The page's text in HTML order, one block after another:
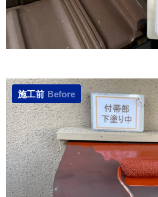
施工前 Before